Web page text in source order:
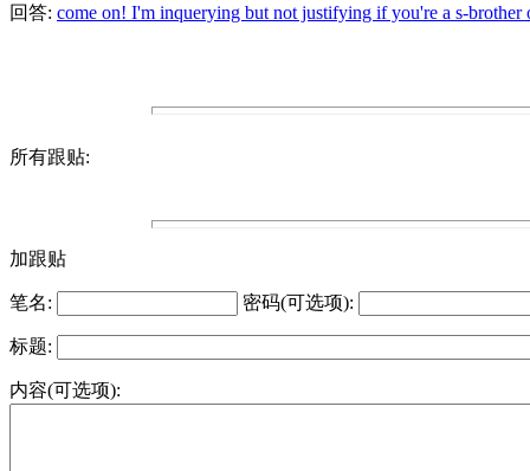
回答: come on! I'm inquerying but not justifying if you're a s-brother
所有跟贴:
加跟贴
笔名: 密码(可选项):
标题:
内容(可选项):